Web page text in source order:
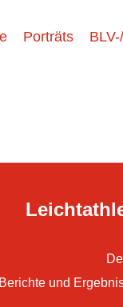
Porträts
Berichte und